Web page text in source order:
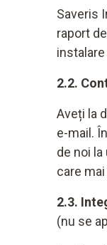
Saveris
raport
2.2.
Aveți la
e-mail.
de noi
care
2.3.
(nu se